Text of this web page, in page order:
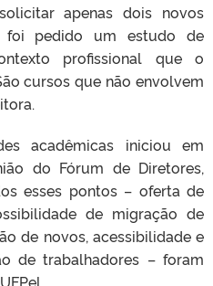
apenas dois novos
foi pedido um estudo de
profissional que o
cursos que não envolvem
acadêmicas iniciou em
do Fórum de Diretores,
esses pontos – oferta de
de migração de
de novos, acessibilidade e
de trabalhadores – foram